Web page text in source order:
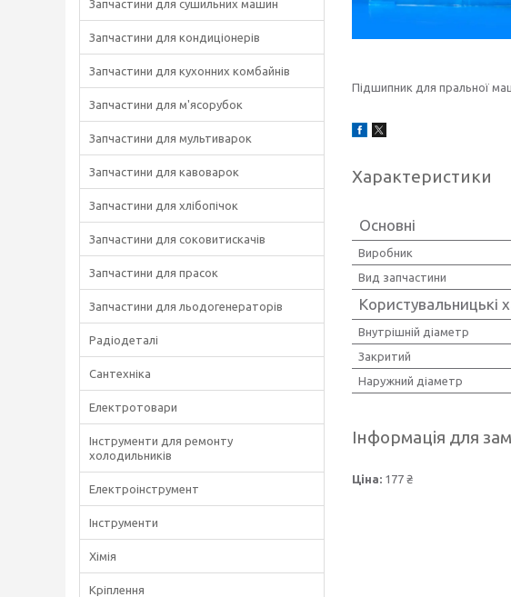
Підшипник для пральної
Характеристики
Основні
Виробник
Вид запчастини
Користувальницькі
Внутрішній діаметр
Закритий
Наружний діаметр
Інформація для
Ціна: 177 ₴
Запчастини для сушильних машин
Запчастини для кондиціонерів
Запчастини для кухонних комбайнів
Запчастини для м'ясорубок
Запчастини для мультиварок
Запчастини для кавоварок
Запчастини для хлібопічок
Запчастини для соковитискачів
Запчастини для прасок
Запчастини для льодогенераторів
Радіодеталі
Сантехніка
Електротовари
Інструменти для ремонту
холодильників
Електроінструмент
Інструменти
Хімія
Кріплення